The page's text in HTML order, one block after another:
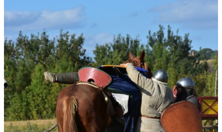
Galerie
Le costume▼
Le mobilier